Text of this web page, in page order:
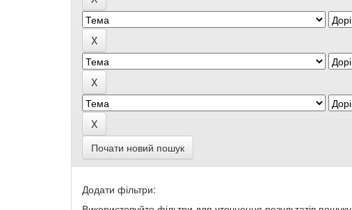
Почати новий пошук
Додати фільтри: